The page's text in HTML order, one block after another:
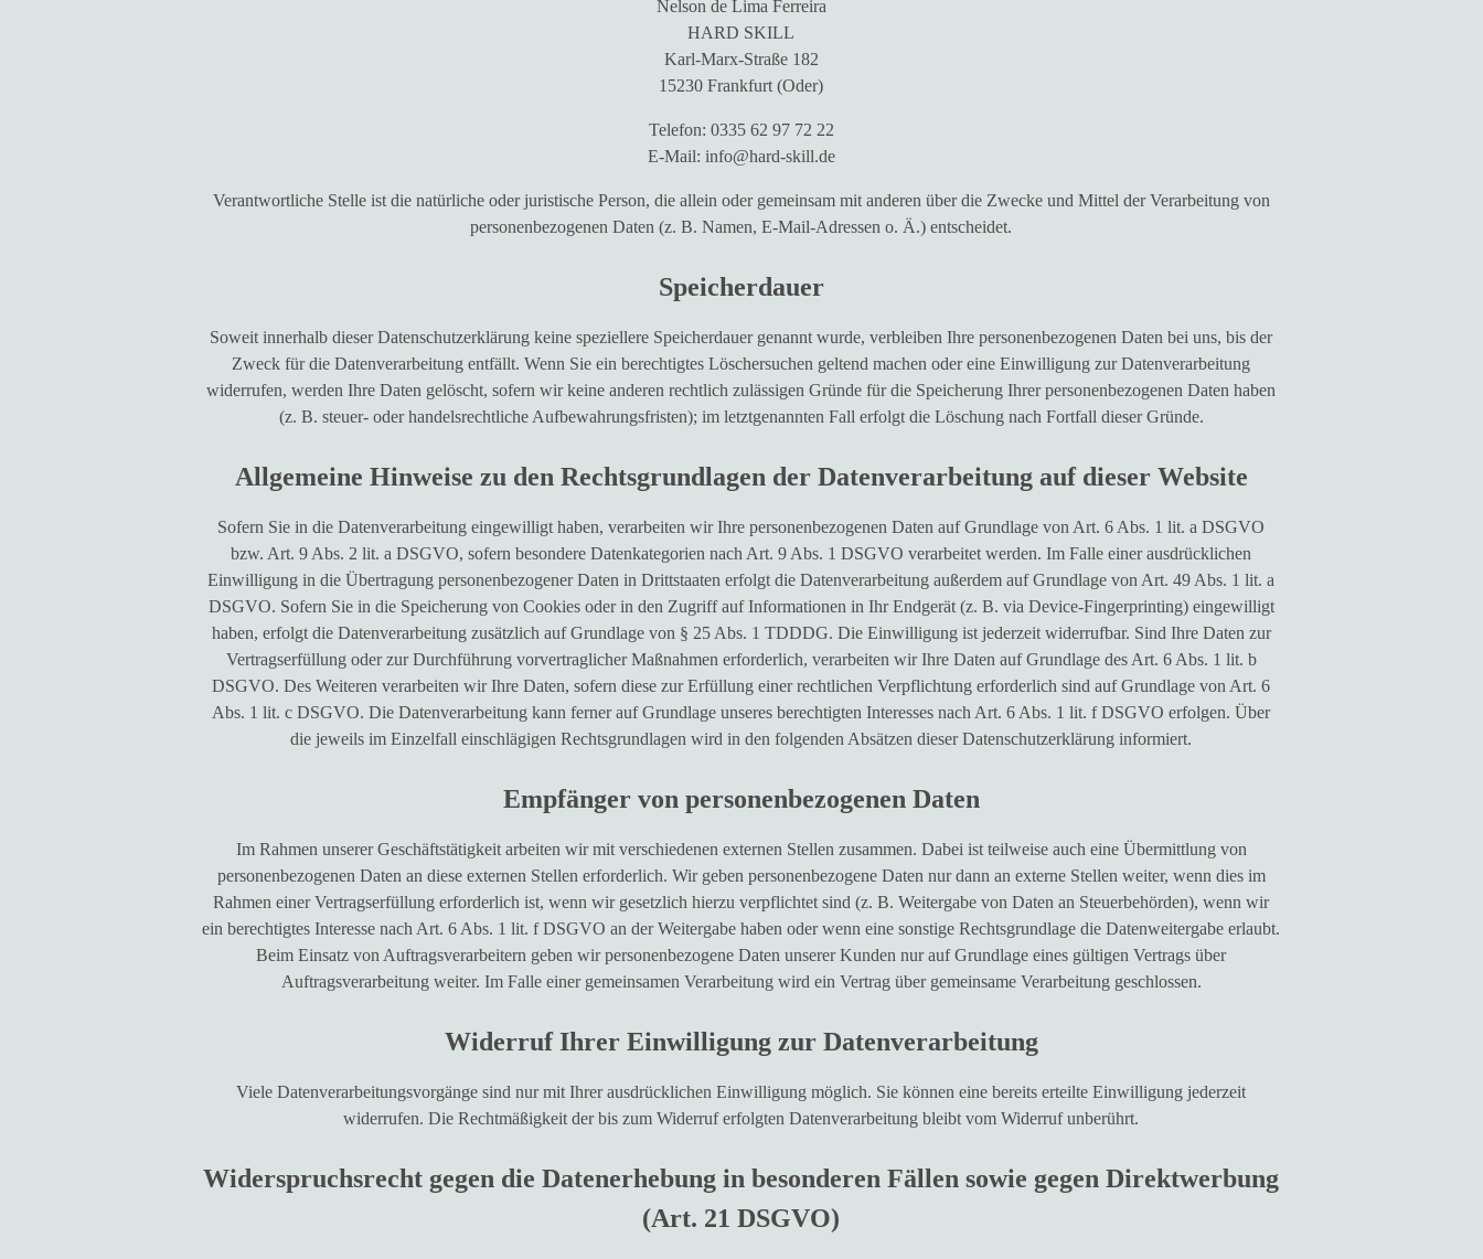
Nelson de Lima Ferreira
HARD SKILL
Karl-Marx-Straße 182
15230 Frankfurt (Oder)
Telefon: 0335 62 97 72 22
E-Mail: info@hard-skill.de
Verantwortliche Stelle ist die natürliche oder juristische Person, die allein oder gemeinsam mit anderen über die Zwecke und Mittel der Verarbeitung von
personenbezogenen Daten (z. B. Namen, E-Mail-Adressen o. Ä.) entscheidet.
Speicherdauer
Soweit innerhalb dieser Datenschutzerklärung keine speziellere Speicherdauer genannt wurde, verbleiben Ihre personenbezogenen Daten bei uns, bis der
Zweck für die Datenverarbeitung entfällt. Wenn Sie ein berechtigtes Löschersuchen geltend machen oder eine Einwilligung zur Datenverarbeitung
widerrufen, werden Ihre Daten gelöscht, sofern wir keine anderen rechtlich zulässigen Gründe für die Speicherung Ihrer personenbezogenen Daten haben
(z. B. steuer- oder handelsrechtliche Aufbewahrungsfristen); im letztgenannten Fall erfolgt die Löschung nach Fortfall dieser Gründe.
Allgemeine Hinweise zu den Rechtsgrundlagen der Datenverarbeitung auf dieser Website
Sofern Sie in die Datenverarbeitung eingewilligt haben, verarbeiten wir Ihre personenbezogenen Daten auf Grundlage von Art. 6 Abs. 1 lit. a DSGVO
bzw. Art. 9 Abs. 2 lit. a DSGVO, sofern besondere Datenkategorien nach Art. 9 Abs. 1 DSGVO verarbeitet werden. Im Falle einer ausdrücklichen
Einwilligung in die Übertragung personenbezogener Daten in Drittstaaten erfolgt die Datenverarbeitung außerdem auf Grundlage von Art. 49 Abs. 1 lit. a
DSGVO. Sofern Sie in die Speicherung von Cookies oder in den Zugriff auf Informationen in Ihr Endgerät (z. B. via Device-Fingerprinting) eingewilligt
haben, erfolgt die Datenverarbeitung zusätzlich auf Grundlage von § 25 Abs. 1 TDDDG. Die Einwilligung ist jederzeit widerrufbar. Sind Ihre Daten zur
Vertragserfüllung oder zur Durchführung vorvertraglicher Maßnahmen erforderlich, verarbeiten wir Ihre Daten auf Grundlage des Art. 6 Abs. 1 lit. b
DSGVO. Des Weiteren verarbeiten wir Ihre Daten, sofern diese zur Erfüllung einer rechtlichen Verpflichtung erforderlich sind auf Grundlage von Art. 6
Abs. 1 lit. c DSGVO. Die Datenverarbeitung kann ferner auf Grundlage unseres berechtigten Interesses nach Art. 6 Abs. 1 lit. f DSGVO erfolgen. Über
die jeweils im Einzelfall einschlägigen Rechtsgrundlagen wird in den folgenden Absätzen dieser Datenschutzerklärung informiert.
Empfänger von personenbezogenen Daten
Im Rahmen unserer Geschäftstätigkeit arbeiten wir mit verschiedenen externen Stellen zusammen. Dabei ist teilweise auch eine Übermittlung von
personenbezogenen Daten an diese externen Stellen erforderlich. Wir geben personenbezogene Daten nur dann an externe Stellen weiter, wenn dies im
Rahmen einer Vertragserfüllung erforderlich ist, wenn wir gesetzlich hierzu verpflichtet sind (z. B. Weitergabe von Daten an Steuerbehörden), wenn wir
ein berechtigtes Interesse nach Art. 6 Abs. 1 lit. f DSGVO an der Weitergabe haben oder wenn eine sonstige Rechtsgrundlage die Datenweitergabe erlaubt.
Beim Einsatz von Auftragsverarbeitern geben wir personenbezogene Daten unserer Kunden nur auf Grundlage eines gültigen Vertrags über
Auftragsverarbeitung weiter. Im Falle einer gemeinsamen Verarbeitung wird ein Vertrag über gemeinsame Verarbeitung geschlossen.
Widerruf Ihrer Einwilligung zur Datenverarbeitung
Viele Datenverarbeitungsvorgänge sind nur mit Ihrer ausdrücklichen Einwilligung möglich. Sie können eine bereits erteilte Einwilligung jederzeit
widerrufen. Die Rechtmäßigkeit der bis zum Widerruf erfolgten Datenverarbeitung bleibt vom Widerruf unberührt.
Widerspruchsrecht gegen die Datenerhebung in besonderen Fällen sowie gegen Direktwerbung
(Art. 21 DSGVO)